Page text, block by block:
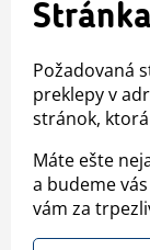
Požadovaná
preklepy v
stránok,
Máte ešte
a budeme
vám za